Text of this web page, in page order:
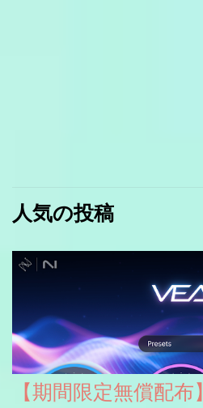
人気の投稿
【期間限定無償配